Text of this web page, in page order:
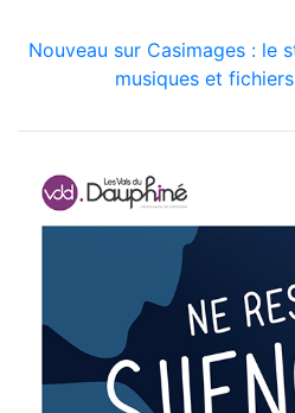
Nouveau sur Casimages : le
musiques et